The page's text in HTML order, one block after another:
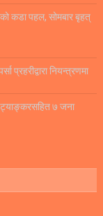
कडा पहल, सोमबार बृहत्
प्रहरीद्वारा नियन्त्रणमा
ट्याङ्करसहित ७ जना